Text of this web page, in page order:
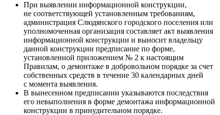
При выявлении информационной конструкции,
не соответствующей установленным требованиям,
администрация Слюдянского городского поселения или
уполномоченная организация составляет акт выявления
информационной конструкции и выносит владельцу
данной конструкции предписание по форме,
установленной приложением № 2 к настоящим
Правилам, о демонтаже в добровольном порядке за счет
собственных средств в течение 30 календарных дней
с момента выявления.
В вынесенном предписании указываются последствия
его невыполнения в форме демонтажа информационной
конструкции в принудительном порядке.